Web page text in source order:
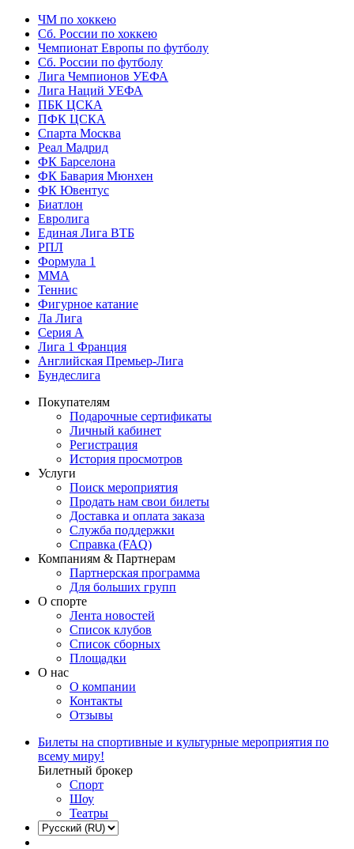
ЧМ по хоккею
Сб. России по хоккею
Чемпионат Европы по футболу
Сб. России по футболу
Лига Чемпионов УЕФА
Лига Наций УЕФА
ПБК ЦСКА
ПФК ЦСКА
Спарта Москва
Реал Мадрид
ФК Барселона
ФК Бавария Мюнхен
ФК Ювентус
Биатлон
Евролига
Единая Лига ВТБ
РПЛ
Формула 1
MMA
Теннис
Фигурное катание
Ла Лига
Серия А
Лига 1 Франция
Английская Премьер-Лига
Бундеслига
Покупателям
Подарочные сертификаты
Личный кабинет
Регистрация
История просмотров
Услуги
Поиск мероприятия
Продать нам свои билеты
Доставка и оплата заказа
Служба поддержки
Справка (FAQ)
Компаниям & Партнерам
Партнерская программа
Для больших групп
О спорте
Лента новостей
Список клубов
Список сборных
Площадки
О нас
О компании
Контакты
Отзывы
Билеты на спортивные и культурные мероприятия по
всему миру!
Билетный брокер
Спорт
Шоу
Театры